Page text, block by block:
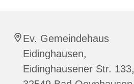
Ev. Gemeindehaus
Eidinghausen,
Eidinghausener Str. 133,